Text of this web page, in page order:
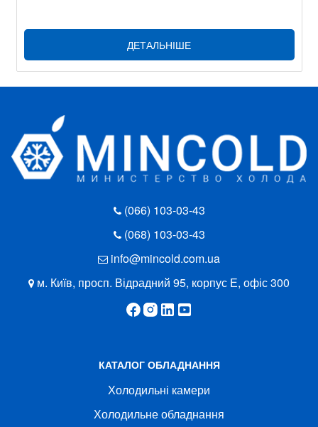
ДЕТАЛЬНІШЕ
(066) 103-03-43
(068) 103-03-43
info@mincold.com.ua
м. Київ, просп. Відрадний 95, корпус Е, офіс 300
КАТАЛОГ ОБЛАДНАННЯ
Холодильні камери
Холодильне обладнання